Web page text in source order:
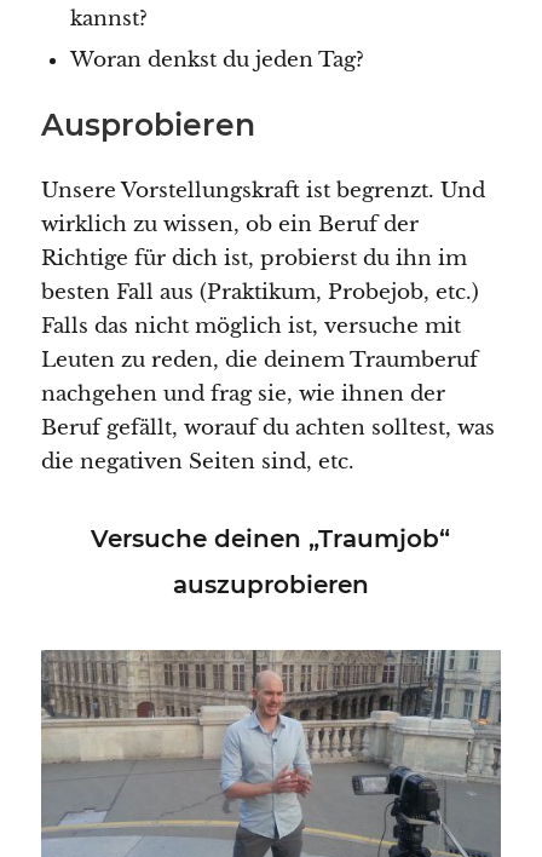
kannst?
Woran denkst du jeden Tag?
Ausprobieren
Unsere Vorstellungskraft ist begrenzt. Und
wirklich zu wissen, ob ein Beruf der
Richtige für dich ist, probierst du ihn im
besten Fall aus (Praktikum, Probejob, etc.)
Falls das nicht möglich ist, versuche mit
Leuten zu reden, die deinem Traumberuf
nachgehen und frag sie, wie ihnen der
Beruf gefällt, worauf du achten solltest, was
die negativen Seiten sind, etc.
Versuche deinen „Traumjob“
auszuprobieren